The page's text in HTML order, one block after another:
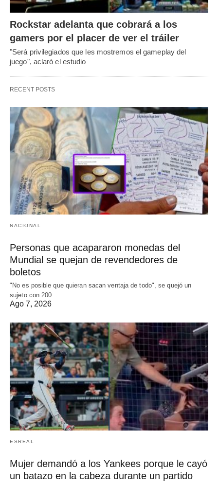
Rockstar adelanta que cobrará a los
gamers por el placer de ver el tráiler
"Será privilegiados que les mostremos el gameplay del
juego", aclaró el estudio
RECENT POSTS
NACIONAL
Personas que acapararon monedas del
Mundial se quejan de revendedores de
boletos
"No es posible que quieran sacan ventaja de todo", se quejó un
sujeto con 200…
Ago 7, 2026
ESREAL
Mujer demandó a los Yankees porque le cayó
un batazo en la cabeza durante un partido